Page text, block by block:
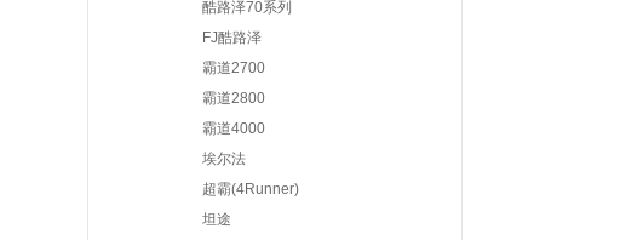
酷路泽70系列
FJ酷路泽
霸道2700
霸道2800
霸道4000
埃尔法
超霸(4Runner)
坦途